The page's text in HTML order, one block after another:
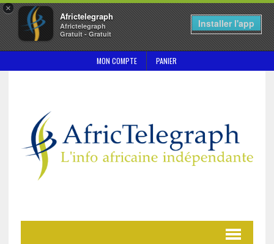
×
Africtelegraph
Africtelegraph
Gratuit - Gratuit
Installer l'app
MON COMPTE PANIER